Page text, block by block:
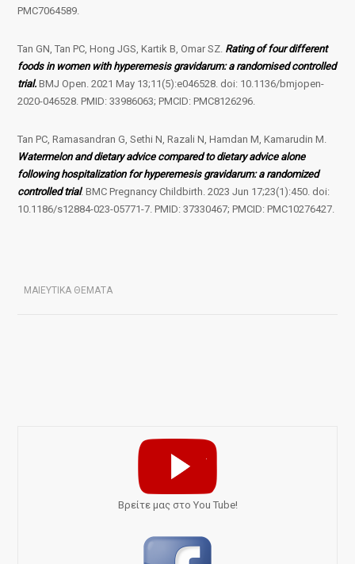
PMC7064589.
Tan GN, Tan PC, Hong JGS, Kartik B, Omar SZ. Rating of four different
foods in women with hyperemesis gravidarum: a randomised controlled
trial. BMJ Open. 2021 May 13;11(5):e046528. doi: 10.1136/bmjopen-
2020-046528. PMID: 33986063; PMCID: PMC8126296.
Tan PC, Ramasandran G, Sethi N, Razali N, Hamdan M, Kamarudin M.
Watermelon and dietary advice compared to dietary advice alone
following hospitalization for hyperemesis gravidarum: a randomized
controlled trial. BMC Pregnancy Childbirth. 2023 Jun 17;23(1):450. doi:
10.1186/s12884-023-05771-7. PMID: 37330467; PMCID: PMC10276427.
ΜΑΙΕΥΤΙΚΑ ΘΕΜΑΤΑ
Bρείτε μας στο You Tube!